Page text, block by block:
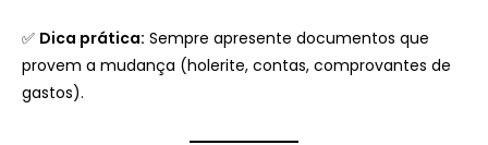
✅ Dica prática: Sempre apresente documentos que
provem a mudança (holerite, contas, comprovantes de
gastos).